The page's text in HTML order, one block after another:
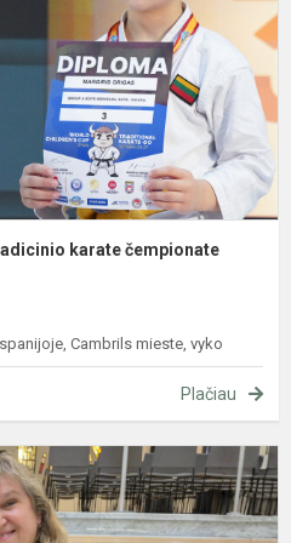
karate čempionate
Cambrils mieste, vyko
Plačiau